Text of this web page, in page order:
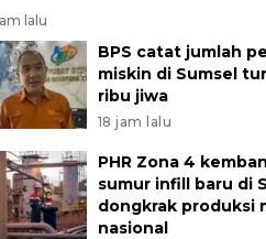
lalu
BPS catat jumlah
miskin di Sumsel
ribu jiwa
18 jam lalu
PHR Zona 4
sumur infill baru di
dongkrak produksi
nasional